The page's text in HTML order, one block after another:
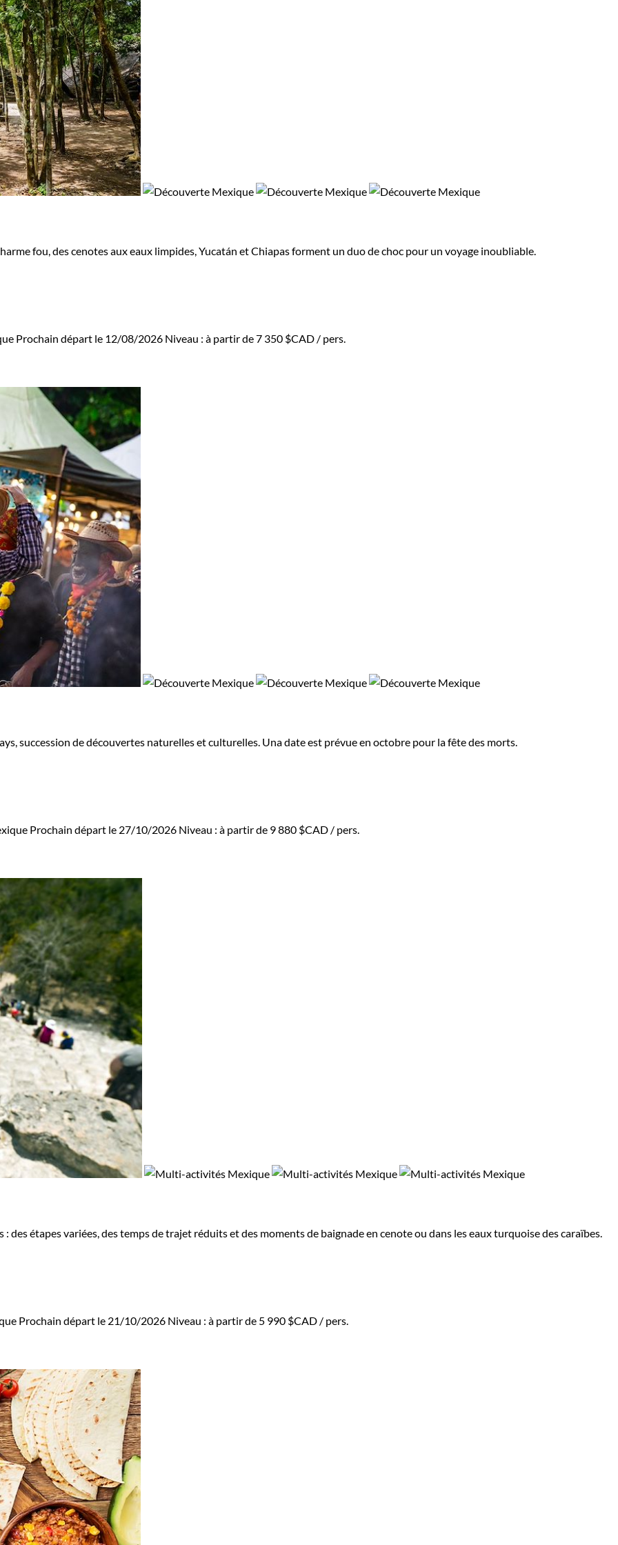
fou, des cenotes aux eaux limpides, Yucatán et Chiapas forment un duo de choc pour un voyage inoubliable.
Prochain départ le 12/08/2026 Niveau : à partir de7 350 $CAD / pers.
succession de découvertes naturelles et culturelles. Una date est prévue en octobre pour la fête des morts.
Prochain départ le 27/10/2026 Niveau : à partir de 9 880 $CAD / pers.
étapes variées, des temps de trajet réduits et des moments de baignade en cenote ou dans les eaux turquoise des caraïbes.
Prochain départ le 21/10/2026 Niveau : à partir de 5 990 $CAD / pers.